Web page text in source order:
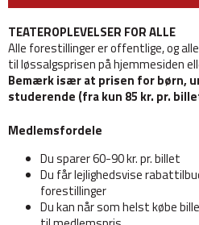
TEATEROPLEVELSER FOR ALLE
Alle forestillinger er offentlige, og
til løssalgsprisen på hjemmesiden
Bemærk især at prisen for børn,
studerende (fra kun 85 kr. pr.
Medlemsfordele
Du sparer 60-90 kr. pr. billet
Du får lejlighedsvise
forestillinger
Du kan når som helst købe